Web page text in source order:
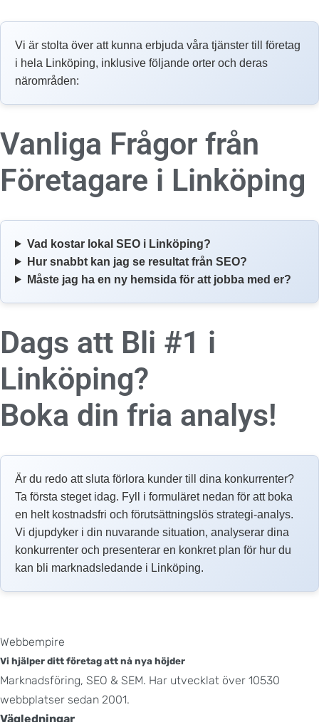
Vi är stolta över att kunna erbjuda våra tjänster till företag
i hela Linköping, inklusive följande orter och deras
närområden:
Vanliga Frågor från
Företagare i Linköping
Vad kostar lokal SEO i Linköping?
Hur snabbt kan jag se resultat från SEO?
Måste jag ha en ny hemsida för att jobba med er?
Dags att Bli #1 i
Linköping?
Boka din fria analys!
Är du redo att sluta förlora kunder till dina konkurrenter?
Ta första steget idag. Fyll i formuläret nedan för att boka
en helt kostnadsfri och förutsättningslös strategi-analys.
Vi djupdyker i din nuvarande situation, analyserar dina
konkurrenter och presenterar en konkret plan för hur du
kan bli marknadsledande i Linköping.
Webbempire
Vi hjälper ditt företag att nå nya höjder
Marknadsföring, SEO & SEM. Har utvecklat över 10530
webbplatser sedan 2001.
Vägledningar